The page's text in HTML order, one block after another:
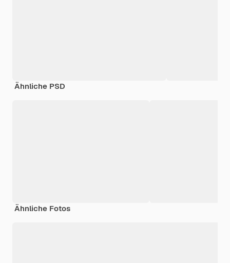
Ähnliche PSD
Ähnliche Fotos